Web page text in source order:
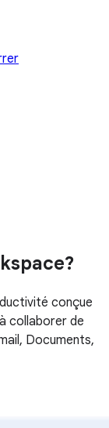
conçue
collaborer de
Documents,